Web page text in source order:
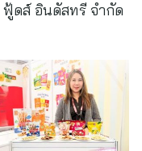
ฟู้ดส์ อินดัสทรี จำกัด